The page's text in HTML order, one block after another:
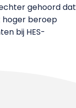
gehoord dat
hoger beroep
bij HES-